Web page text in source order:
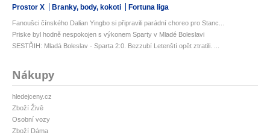
Prostor X Branky, body, kokoti Fortuna liga
Fanoušci čínského Dalian Yingbo si připravili parádní choreo pro Stanc...
Priske byl hodně nespokojen s výkonem Sparty v Mladé Boleslavi
SESTŘIH: Mladá Boleslav - Sparta 2:0. Bezzubí Letenští opět ztratili. ...
Nákupy
hledejceny.cz
Zboží Živě
Osobní vozy
Zboží Dáma